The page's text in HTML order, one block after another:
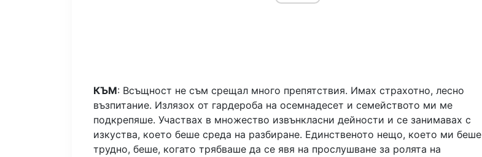
КЪМ: Всъщност не съм срещал много препятствия. Имах страхотно, лесно
възпитание. Излязох от гардероба на осемнадесет и семейството ми ме
подкрепяше. Участвах в множество извънкласни дейности и се занимавах с
изкуства, което беше среда на разбиране. Единственото нещо, което ми беше
трудно, беше, когато трябваше да се явя на прослушване за ролята на